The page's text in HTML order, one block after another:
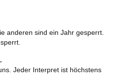
anderen sind ein Jahr gesperrt.
Jeder Interpret ist höchstens